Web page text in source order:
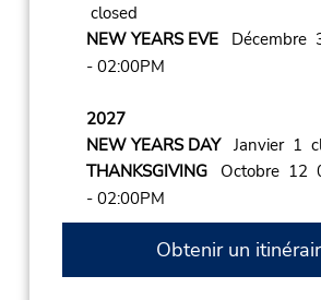
closed
NEW YEARS EVEDécembre
- 02:00PM
2027
NEW YEARS DAYJanvier 1
THANKSGIVINGOctobre 12
- 02:00PM
Obtenir un